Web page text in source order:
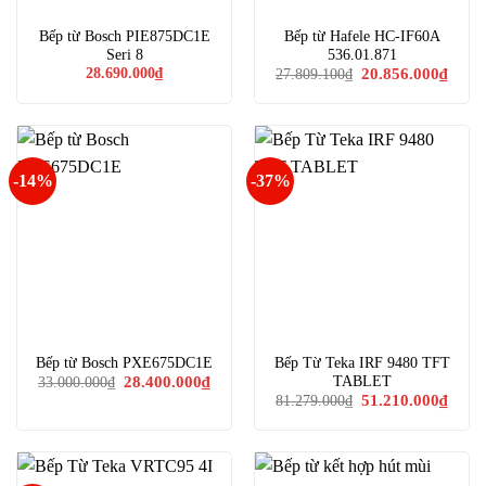
Bếp từ Bosch PIE875DC1E
Seri 8
28.690.000₫
Bếp từ Hafele HC-IF60A
536.01.871
27.809.100₫
Giá
20.856.000₫Giá
hiện
-14%
Bếp từ Bosch PXE675DC1E
33.000.000₫
Giá
28.400.000₫Giá
hiện
-37%
Bếp Từ Teka IRF 9480 TFT
TABLET
81.279.000₫ Giá
51.210.000₫Giá
hiện